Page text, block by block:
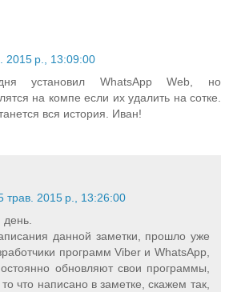
2015 р., 13:09:00
установил WhatsApp Web, но
на компе если их удалить на сотке.
вся история. Иван!
трав. 2015 р., 13:26:00
данной заметки, прошло уже
программ Viber и WhatsApp,
обновляют свои программы,
то что написано в заметке, скажем так,